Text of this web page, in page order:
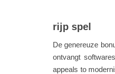
rijp spel
De genereuze
ontvangt
appeals to